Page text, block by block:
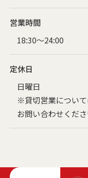
営業時間
18:30～24:00
定休日
日曜日
※貸切営業につい
お問い合わせくださ